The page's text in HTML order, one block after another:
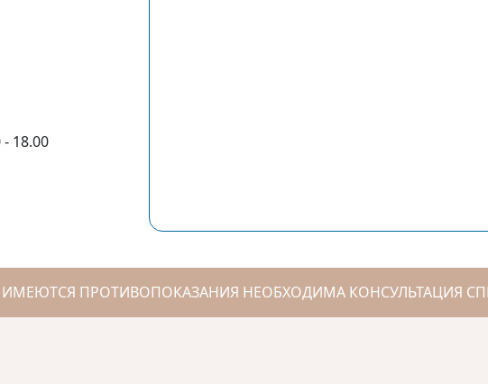
18.00
ИМЕЮТСЯ ПРОТИВОПОКАЗАНИЯ НЕОБХОДИМА КОНСУЛЬТАЦИЯ